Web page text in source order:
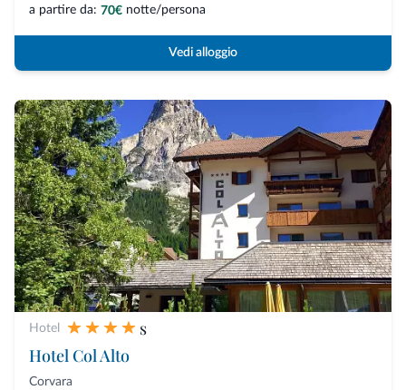
a partire da: 70€ notte/persona
Vedi alloggio
Hotel
s
Hotel Col Alto
Corvara